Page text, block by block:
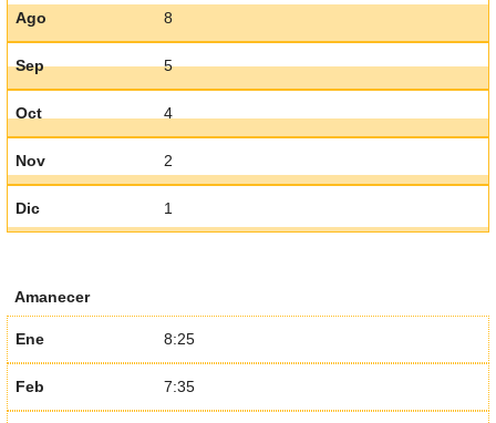
Ago 8
Sep 5
Oct 4
Nov 2
Dic 1
Amanecer
Ene 8:25
Feb 7:35